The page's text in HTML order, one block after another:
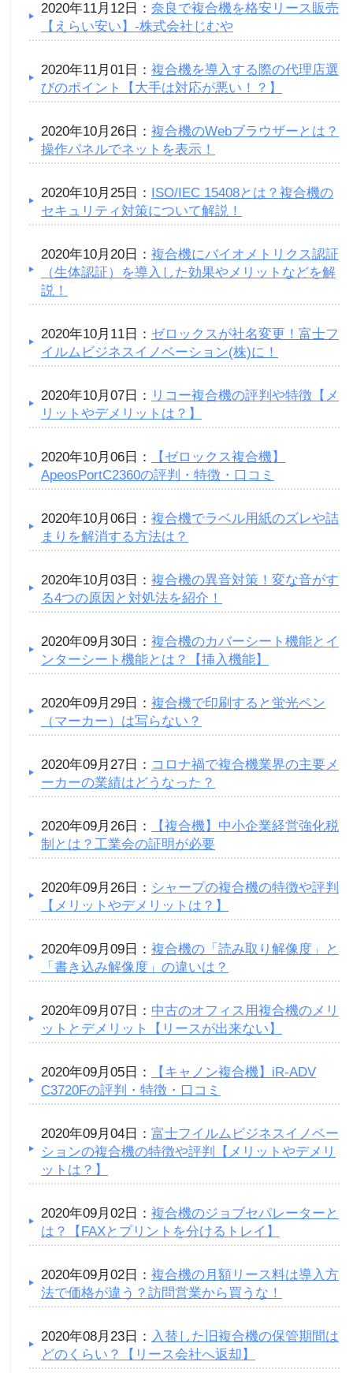
2020年11月12日： 奈良で複合機を格安リース販売
【えらい安い】-株式会社じむや
2020年11月01日： 複合機を導入する際の代理店選
びのポイント【大手は対応が悪い！？】
2020年10月26日： 複合機のWebブラウザーとは？
操作パネルでネットを表示！
2020年10月25日： ISO/IEC 15408とは？複合機の
セキュリティ対策について解説！
2020年10月20日： 複合機にバイオメトリクス認証
（生体認証）を導入した効果やメリットなどを解
説！
2020年10月11日： ゼロックスが社名変更！富士フ
イルムビジネスイノベーション(株)に！
2020年10月07日： リコー複合機の評判や特徴【メ
リットやデメリットは？】
2020年10月06日：
【ゼロックス複合機】
ApeosPortC2360の評判・特徴・口コミ
2020年10月06日： 複合機でラベル用紙のズレや詰
まりを解消する方法は？
2020年10月03日： 複合機の異音対策！変な音がす
る4つの原因と対処法を紹介！
2020年09月30日： 複合機のカバーシート機能とイ
ンターシート機能とは？【挿入機能】
2020年09月29日： 複合機で印刷すると蛍光ペン
（マーカー）は写らない？
2020年09月27日： コロナ禍で複合機業界の主要メ
ーカーの業績はどうなった？
2020年09月26日：
【複合機】中小企業経営強化税
制とは？工業会の証明が必要
2020年09月26日： シャープの複合機の特徴や評判
【メリットやデメリットは？】
2020年09月09日： 複合機の「読み取り解像度」と
「書き込み解像度」の違いは？
2020年09月07日： 中古のオフィス用複合機のメリ
ットとデメリット【リースが出来ない】
2020年09月05日：
【キャノン複合機】iR-ADV
C3720Fの評判・特徴・口コミ
2020年09月04日： 富士フイルムビジネスイノベー
ションの複合機の特徴や評判【メリットやデメリ
ットは？】
2020年09月02日： 複合機のジョブセパレーターと
は？【FAXとプリントを分けるトレイ】
2020年09月02日： 複合機の月額リース料は導入方
法で価格が違う？訪問営業から買うな！
2020年08月23日： 入替した旧複合機の保管期間は
どのくらい？【リース会社へ返却】